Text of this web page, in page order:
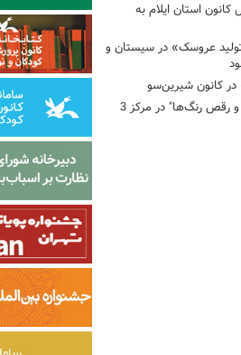
استان ایلام به
عروسک» در سیستان و
کانون شیرین‌سو
برگزاری کارگاه "آب و رقص رنگ‌ها" در مرکز 3